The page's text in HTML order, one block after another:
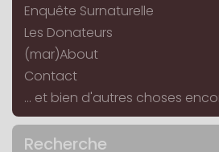
Enquête Surnaturelle
Les Donateurs
(mar)About
Contact
... et bien d'autres choses
Recherche